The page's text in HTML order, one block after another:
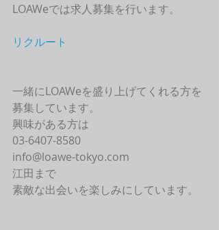
LOAWeでは求人募集を行います。
リクルート
一緒にLOAWeを盛り上げてくれる方を
募集しています。
興味がある方は
03-6407-8580
info@loawe-tokyo.com
江田まで
素敵な出会いを楽しみにしています。